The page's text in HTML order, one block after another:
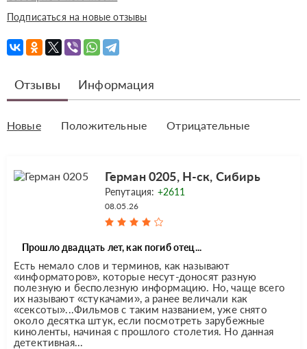
Подписаться на новые отзывы
Отзывы Информация
Новые Положительные Отрицательные
Герман 0205, Н-ск, Сибирь
Репутация: +2611
08.05.26
Прошло двадцать лет, как погиб отец...
Есть немало слов и терминов, как называют
«информаторов», которые несут-доносят разную
полезную и бесполезную информацию. Но, чаще всего
их называют «стукачами», а ранее величали как
«сексоты»...Фильмов с таким названием, уже снято
около десятка штук, если посмотреть зарубежные
киноленты, начиная с прошлого столетия. Но данная
детективная...